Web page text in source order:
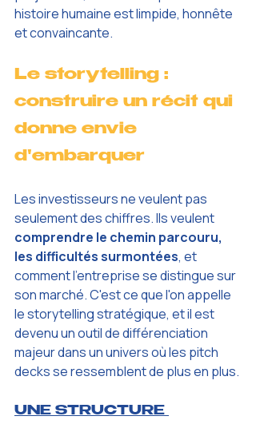
histoire humaine est limpide, honnête
et convaincante.
Le storytelling :
construire un récit qui
donne envie
d'embarquer
Les investisseurs ne veulent pas
seulement des chiffres. Ils veulent
comprendre le chemin parcouru,
les difficultés surmontées, et
comment l'entreprise se distingue sur
son marché. C'est ce que l'on appelle
le storytelling stratégique, et il est
devenu un outil de différenciation
majeur dans un univers où les pitch
decks se ressemblent de plus en plus.
UNE STRUCTURE